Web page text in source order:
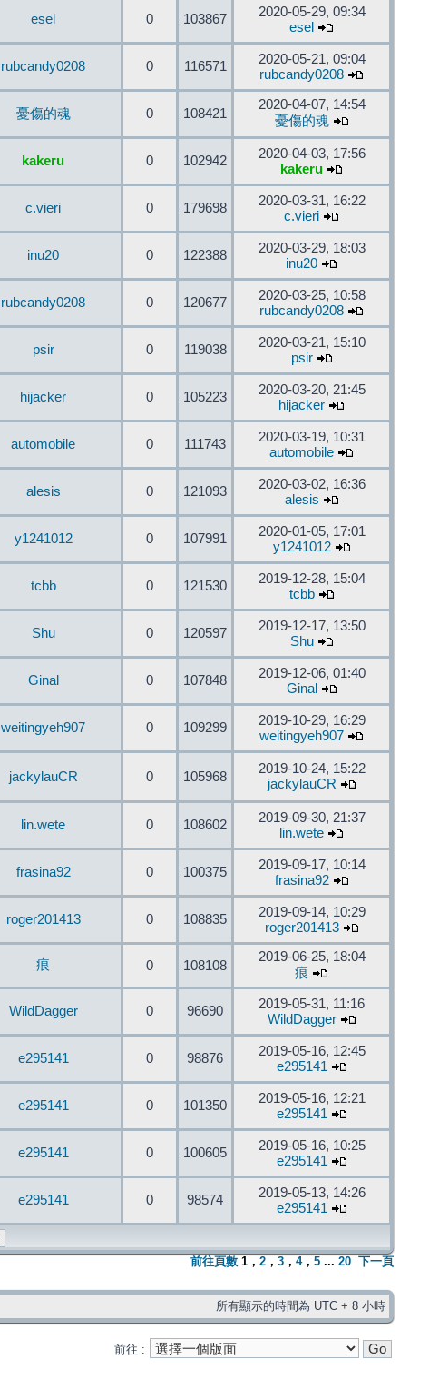
esel 0 103867
2020-05-29, 09:34
esel
rubcandy0208 0 116571
2020-05-21, 09:04
rubcandy0208
憂傷的魂 0 108421
2020-04-07, 14:54
憂傷的魂
kakeru 0 102942
2020-04-03, 17:56
kakeru
c.vieri 0 179698
2020-03-31, 16:22
c.vieri
inu20 0 122388
2020-03-29, 18:03
inu20
rubcandy0208 0 120677
2020-03-25, 10:58
rubcandy0208
psir 0 119038
2020-03-21, 15:10
psir
hijacker 0 105223
2020-03-20, 21:45
hijacker
automobile 0 111743
2020-03-19, 10:31
automobile
alesis 0 121093
2020-03-02, 16:36
alesis
y1241012 0 107991
2020-01-05, 17:01
y1241012
tcbb 0 121530
2019-12-28, 15:04
tcbb
Shu 0 120597
2019-12-17, 13:50
Shu
Ginal 0 107848
2019-12-06, 01:40
Ginal
weitingyeh907 0 109299
2019-10-29, 16:29
weitingyeh907
jackylauCR 0 105968
2019-10-24, 15:22
jackylauCR
lin.wete 0 108602
2019-09-30, 21:37
lin.wete
frasina92 0 100375
2019-09-17, 10:14
frasina92
roger201413 0 108835
2019-09-14, 10:29
roger201413
痕 0 108108
2019-06-25, 18:04
痕
WildDagger 0 96690
2019-05-31, 11:16
WildDagger
e295141 0 98876
2019-05-16, 12:45
e295141
e295141 0 101350
2019-05-16, 12:21
e295141
e295141 0 100605
2019-05-16, 10:25
e295141
e295141 0 98574
2019-05-13, 14:26
e295141
前往頁數 1 ， 2 ， 3 ， 4， 5 ... 20 下一頁
所有顯示的時間為 UTC + 8 小時
前往 :